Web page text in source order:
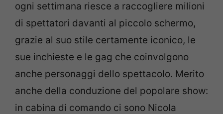
ogni settimana riesce a raccogliere milioni
di spettatori davanti al piccolo schermo,
grazie al suo stile certamente iconico, le
sue inchieste e le gag che coinvolgono
anche personaggi dello spettacolo. Merito
anche della conduzione del popolare show:
in cabina di comando ci sono Nicola